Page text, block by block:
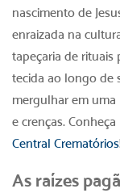
nascimento de
enraizada na
tapeçaria de rituais
tecida ao longo de
mergulhar em uma
e crenças.
Central Crematórios
As raízes